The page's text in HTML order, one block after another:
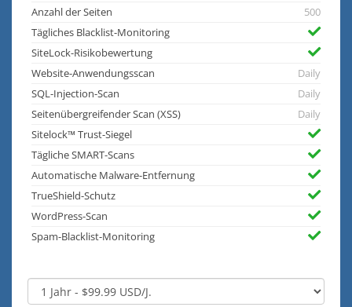
Anzahl der Seiten
500
Tägliches Blacklist-Monitoring
SiteLock-Risikobewertung
Website-Anwendungsscan
Daily
SQL-Injection-Scan
Daily
Seitenübergreifender Scan (XSS)
Daily
Sitelock™ Trust-Siegel
Tägliche SMART-Scans
Automatische Malware-Entfernung
TrueShield-Schutz
WordPress-Scan
Spam-Blacklist-Monitoring